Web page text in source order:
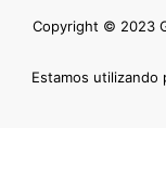
Copyright © 2023
Estamos utilizando